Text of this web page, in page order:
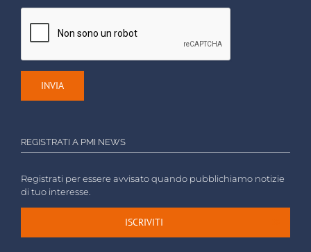
REGISTRATI A PMI NEWS
Registrati per essere avvisato quando pubblichiamo notizie
di tuo interesse.
ISCRIVITI